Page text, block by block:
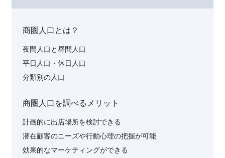
商圏人口とは？
夜間人口と昼間人口
平日人口・休日人口
分類別の人口
商圏人口を調べるメリット
計画的に出店場所を検討できる
潜在顧客のニーズや行動心理の把握が可能
効果的なマーケティングができる